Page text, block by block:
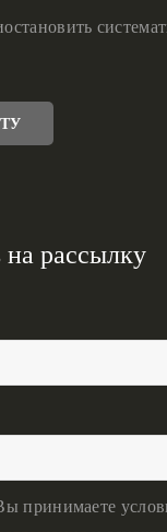
рассылку
принимаете